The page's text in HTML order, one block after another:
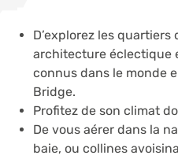
D’explorez les quartiers
architecture éclectique
connus dans le monde
Bridge.
Profitez de son climat
De vous aérer dans la
baie, ou collines